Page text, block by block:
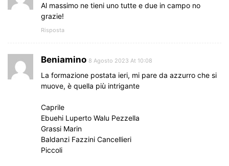
Al massimo ne tieni uno tutte e due in campo no
grazie!
Risposta
Beniamino 8 Agosto 2023 At 10:08
La formazione postata ieri, mi pare da azzurro che si
muove, è quella più intrigante
Caprile
Ebuehi Luperto Walu Pezzella
Grassi Marin
Baldanzi Fazzini Cancellieri
Piccoli